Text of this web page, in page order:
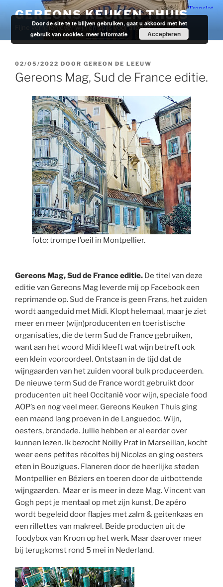
naar
inhoud
GEREONS KEUKEN THUIS
Fijne verhalen over wijn en spijs voor alledag.
GEPLAATST
OP
02/05/2022 DOOR GEREON DE LEEUW
Gereons Mag, Sud de France editie.
foto: trompe l’oeil in Montpellier.
Gereons Mag, Sud de France editie. De titel van deze
editie van Gereons Mag leverde mij op Facebook een
reprimande op. Sud de France is geen Frans, het zuiden
wordt aangeduid met Midi. Klopt helemaal, maar je ziet
meer en meer (wijn)producenten en toeristische
organisaties, die de term Sud de France gebruiken,
want aan het woord Midi kleeft wat wijn betreft ook
een klein vooroordeel. Ontstaan in de tijd dat de
wijngaarden van het zuiden vooral bulk produceerden.
De nieuwe term Sud de France wordt gebruikt door
producenten uit heel Occitanië voor wijn, speciale food
AOP’s en nog veel meer. Gereons Keuken Thuis ging
een maand lang proeven in de Languedoc. Wijn,
oesters, brandade. Jullie hebben er al eerder over
kunnen lezen. Ik bezocht Noilly Prat in Marseillan, kocht
weer eens petites récoltes bij Nicolas en ging oesters
eten in Bouzigues. Flaneren door de heerlijke steden
Montpellier en Béziers en toeren door de uitbottende
wijngaarden. Maar er is meer in deze Mag. Vincent van
Gogh pept je mentaal op met zijn kunst, De apéro
wordt begeleid door flapjes met zalm & geitenkaas en
een rillettes van makreel. Beide producten uit de
foodybox van Kroon op het werk. Maar daarover meer
bij terugkomst rond 5 mei in Nederland.
Door de site te te blijven gebruiken, gaat u akkoord met het
gebruik van cookies.meer informatie Accepteren